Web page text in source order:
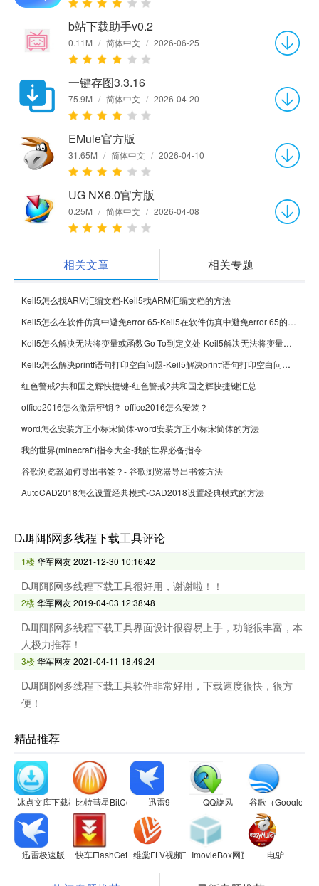
b站下载助手v0.2
0.11M / 简体中文 / 2026-06-25
一键存图3.3.16
75.9M / 简体中文 / 2026-04-20
EMule官方版
31.65M / 简体中文 / 2026-04-10
UG NX6.0官方版
0.25M / 简体中文 / 2026-04-08
相关文章 相关专题
Keil5怎么找ARM汇编文档-Keil5找ARM汇编文档的方法
Keil5怎么在软件仿真中避免error 65-Keil5在软件仿真中避免error 65的方法
Keil5怎么解决无法将变量或函数Go To到定义处-Keil5解决无法将变量或函数Go To到定义处的方法
Keil5怎么解决printf语句打印空白问题-Keil5解决printf语句打印空白问题的方法
红色警戒2共和国之辉快捷键-红色警戒2共和国之辉快捷键汇总
office2016怎么激活密钥？-office2016怎么安装？
word怎么安装方正小标宋简体-word安装方正小标宋简体的方法
我的世界(minecraft)指令大全-我的世界必备指令
谷歌浏览器如何导出书签？- 谷歌浏览器导出书签方法
AutoCAD2018怎么设置经典模式-CAD2018设置经典模式的方法
DJ耶耶网多线程下载工具评论
1楼华军网友2021-12-30 10:16:42
DJ耶耶网多线程下载工具很好用，谢谢啦！！
2楼华军网友2019-04-03 12:38:48
DJ耶耶网多线程下载工具界面设计很容易上手，功能很丰富，本
人极力推荐！
3楼华军网友2021-04-11 18:49:24
DJ耶耶网多线程下载工具软件非常好用，下载速度很快，很方
便！
精品推荐
冰点文库下载器比特彗星BitComet 迅雷9 QQ旋风 谷歌（Google）
迅雷极速版 快车FlashGet 维棠FLV视频下载软件ImovieBox网页视频下载器
电驴